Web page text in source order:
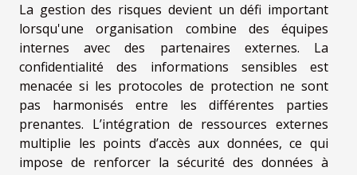
La gestion des risques devient un défi important
lorsqu'une organisation combine des équipes
internes avec des partenaires externes. La
confidentialité des informations sensibles est
menacée si les protocoles de protection ne sont
pas harmonisés entre les différentes parties
prenantes. L’intégration de ressources externes
multiplie les points d’accès aux données, ce qui
impose de renforcer la sécurité des données à